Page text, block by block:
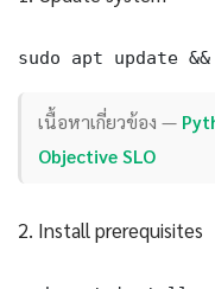
sudo apt update
เนื้อหาเกี่ยวข้อง —
Objective SLO
2. Install prerequisites